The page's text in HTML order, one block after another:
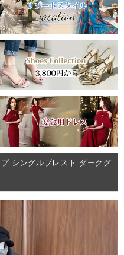
シングルブレスト ダークグ